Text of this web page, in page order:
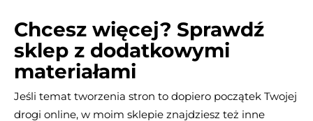
Chcesz więcej? Sprawdź
sklep z dodatkowymi
materiałami
Jeśli temat tworzenia stron to dopiero początek Twojej
drogi online, w moim sklepie znajdziesz też inne